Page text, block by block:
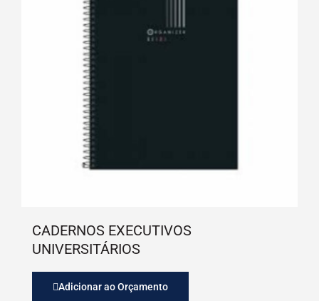
CADERNOS EXECUTIVOS
UNIVERSITÁRIOS
Adicionar ao Orçamento